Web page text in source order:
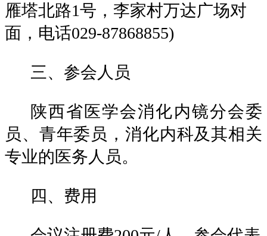
雁塔北路1号，李家村万达广场对
面，电话029-87868855)
三、参会人员
陕西省医学会消化内镜分会委
员、青年委员，消化内科及其相关
专业的医务人员。
四、费用